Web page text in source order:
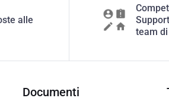
alle
team
Documenti